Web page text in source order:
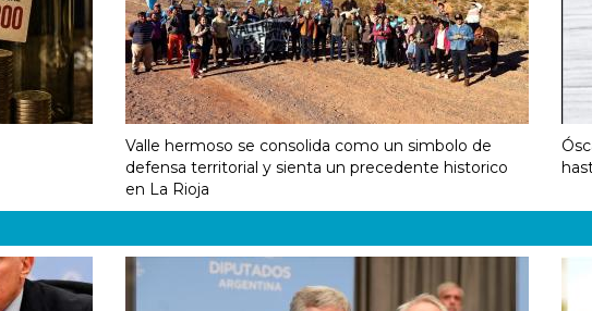
Valle hermoso se consolida como un simbolo de
defensa territorial y sienta un precedente historico
en La Rioja